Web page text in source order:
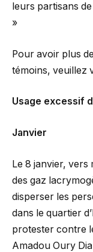
leurs partisans
»
Pour avoir plus
témoins, veuillez
Usage excessif
Janvier
Le 8 janvier, vers
des gaz
disperser les
dans le quartier
protester contre
Amadou Oury